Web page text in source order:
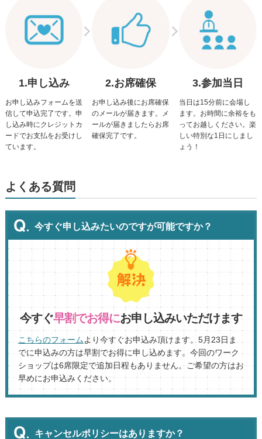
1.申し込み
お申し込みフォームを送
信して申込完了です。申
し込み時にクレジットカ
ードでお支払をお受けし
ています。
2.お席確保
お申し込み後にお席確保
のメールが届きます。メ
ールが届きましたらお席
確保完了です。
3.参加当日
当日は15分前に会場し
ます。お時間に余裕をも
ってお越しください。楽
しい特別な1日にしまし
ょう！
よくある質問
今すぐ申し込みたいのですが可能ですか？
今すぐ早割でお得にお申し込みいただけます
こちらのフォーム より今すぐお申込み頂けます。5月23日ま
でに申込みの方は早割でお得に申し込めます。今回のワーク
ショップは6席限定で追加日程もありません。ご希望の方はお
早めにお申込みください。
キャンセルポリシーはありますか？